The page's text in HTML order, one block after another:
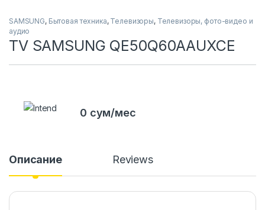
SAMSUNG, Бытовая техника, Телевизоры, Телевизоры, фото-видео и
аудио
TV SAMSUNG QE50Q60AAUXCE
0 сум/мес
Описание Reviews